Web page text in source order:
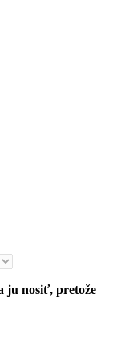
ju nosiť, pretože